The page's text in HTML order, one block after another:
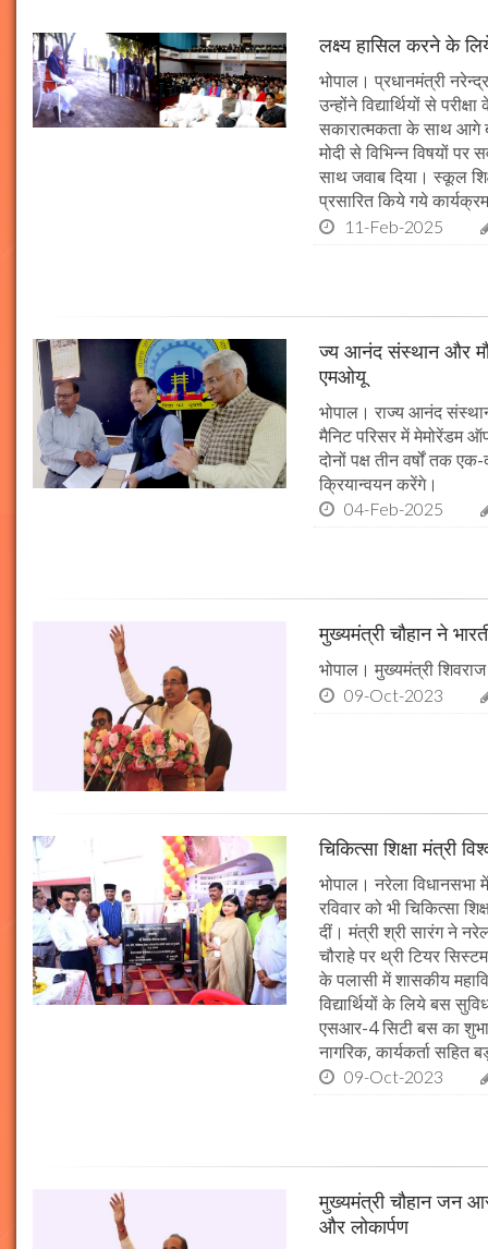
लक्ष्य हासिल करने के
भोपाल। प्रधानमंत्री नरेन्द्र
उन्होंने विद्यार्थियों से
सकारात्मकता के साथ आगे
मोदी से विभिन्न विषयों
साथ जवाब दिया। स्कूल
प्रसारित किये गये
11-Feb-2025
ज्य आनंद संस्थान और
एमओयू
भोपाल। राज्य आनंद
मैनिट परिसर में मेमोरेंडम
दोनों पक्ष तीन वर्षों तक
क्रियान्वयन करेंगे।
04-Feb-2025
मुख्यमंत्री चौहान ने
भोपाल। मुख्यमंत्री
09-Oct-2023
चिकित्सा शिक्षा मंत्री
भोपाल। नरेला विधानसभा
रविवार को भी चिकित्सा
दीं। मंत्री श्री सारंग ने
चौराहे पर थ्री टियर
के पलासी में शासकीय
विद्यार्थियों के लिये बस
एसआर-4 सिटी बस का
नागरिक, कार्यकर्ता सहित
09-Oct-2023
मुख्यमंत्री चौहान जन
और लोकार्पण